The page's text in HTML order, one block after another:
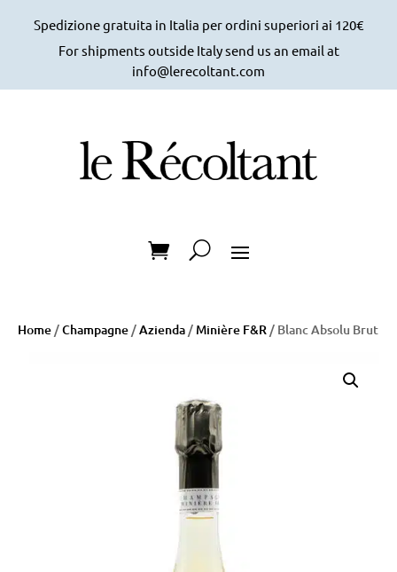
Spedizione gratuita in Italia per ordini superiori ai 120€
For shipments outside Italy send us an email at
info@lerecoltant.com
Home /Champagne /Azienda / Minière F&R / Blanc Absolu Brut